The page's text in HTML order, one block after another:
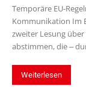
Temporäre EU-
Kommunikation Im
zweiter Lesung
abstimmen, die ‒
Weiterlesen